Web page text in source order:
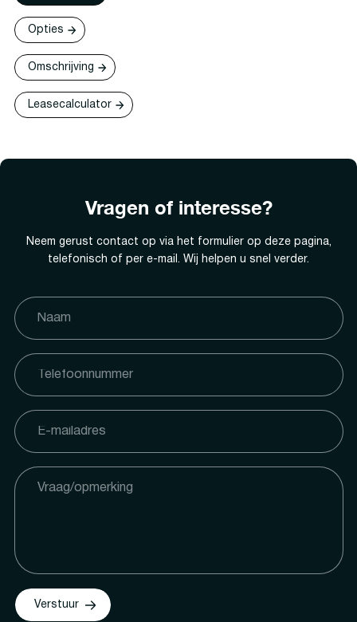
Opties
Omschrijving
Leasecalculator
Vragen of interesse?
Neem gerust contact op via het formulier op deze pagina,
telefonisch of per e-mail. Wij helpen u snel verder.
Verstuur